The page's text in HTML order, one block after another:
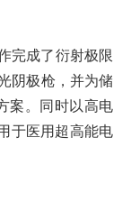
完成了衍射极限
阴极枪，并为储
案。同时以高电
于医用超高能电